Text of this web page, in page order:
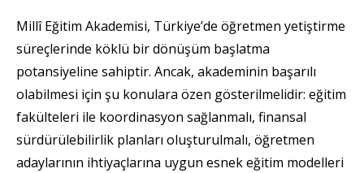
Millî Eğitim Akademisi, Türkiye’de öğretmen yetiştirme
süreçlerinde köklü bir dönüşüm başlatma
potansiyeline sahiptir. Ancak, akademinin başarılı
olabilmesi için şu konulara özen gösterilmelidir: eğitim
fakülteleri ile koordinasyon sağlanmalı, finansal
sürdürülebilirlik planları oluşturulmalı, öğretmen
adaylarının ihtiyaçlarına uygun esnek eğitim modelleri